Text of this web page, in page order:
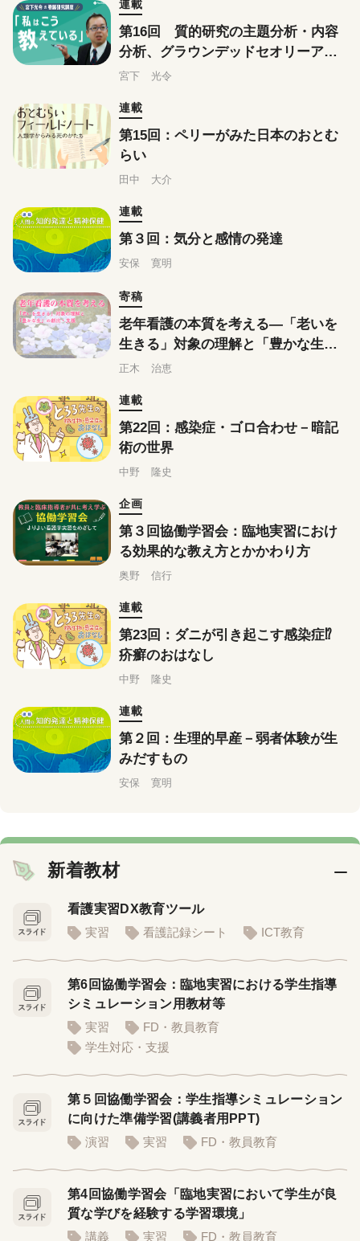
連載
第16回 質的研究の主題分析・内容
分析、グラウンデッドセオリーアプ
ローチはこう教えている
宮下 光令
連載
第15回：ペリーがみた日本のおとむ
らい
田中 大介
連載
第３回：気分と感情の発達
安保 寛明
寄稿
老年看護の本質を考える―「老いを
生きる」対象の理解と「豊かな生」
の創出・支援
正木 治恵
連載
第22回：感染症・ゴロ合わせ－暗記
術の世界
中野 隆史
企画
第３回協働学習会：臨地実習におけ
る効果的な教え方とかかわり方
奥野 信行
連載
第23回：ダニが引き起こす感染症⁉
疥癬のおはなし
中野 隆史
連載
第２回：生理的早産－弱者体験が生
みだすもの
安保 寛明
新着教材
看護実習DX教育ツール
実習
看護記録シート ICT教育
第6回協働学習会：臨地実習における学生指導
シミュレーション用教材等
実習
FD・教員教育
学生対応・支援
第５回協働学習会：学生指導シミュレーション
に向けた準備学習(講義者用PPT)
演習
実習 FD・教員教育
第4回協働学習会「臨地実習において学生が良
質な学びを経験する学習環境」
講義
実習 FD・教員教育